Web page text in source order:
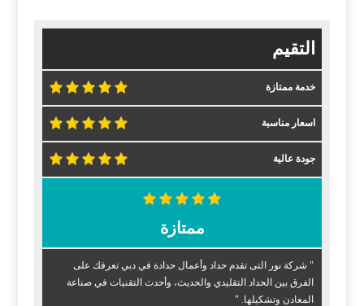
التقيم
خدمة ممتازة
اسعار مناسبة
جودة عالية
ممتازة
" شركة نور التى تقدم حداد وأعمال حدادة في دبي تعرفك على
الفرق بين الحداد التقليدي والحديث، وأحدث التقنيات في صناعة
المعادن وتشكيلها. "